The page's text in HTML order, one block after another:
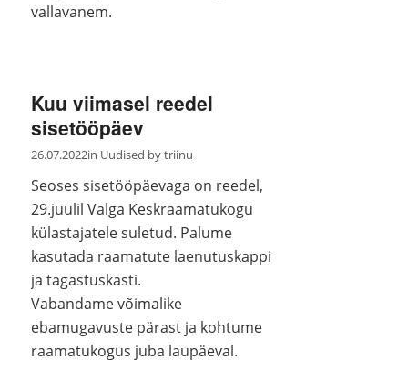
vallavanem.
Kuu viimasel reedel
sisetööpäev
26.07.2022in Uudised bytriinu
Seoses sisetööpäevaga on reedel,
29.juulil Valga Keskraamatukogu
külastajatele suletud. Palume
kasutada raamatute laenutuskappi
ja tagastuskasti.
Vabandame võimalike
ebamugavuste pärast ja kohtume
raamatukogus juba laupäeval.